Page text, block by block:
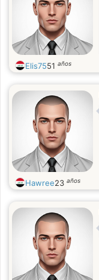
Elis7551 años
Hawree23 años